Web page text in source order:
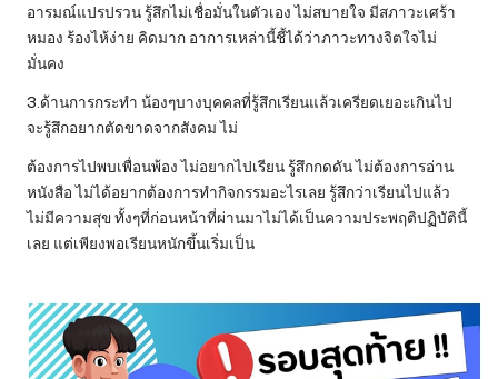
อารมณ์แปรปรวน รู้สึกไม่เชื่อมั่นในตัวเอง ไม่สบายใจ มีสภาวะเศร้า
หมอง ร้องไห้ง่าย คิดมาก อาการเหล่านี้ชี้ได้ว่าภาวะทางจิตใจไม่
มั่นคง
3.ด้านการกระทำ น้องๆบางบุคคลที่รู้สึกเรียนแล้วเครียดเยอะเกินไป
จะรู้สึกอยากตัดขาดจากสังคม ไม่
ต้องการไปพบเพื่อนพ้อง ไม่อยากไปเรียน รู้สึกกดดัน ไม่ต้องการอ่าน
หนังสือ ไม่ได้อยากต้องการทำกิจกรรมอะไรเลย รู้สึกว่าเรียนไปแล้ว
ไม่มีความสุข ทั้งๆที่ก่อนหน้าที่ผ่านมาไม่ได้เป็นความประพฤติปฏิบัตินี้
เลย แต่เพียงพอเรียนหนักขึ้นเริ่มเป็น